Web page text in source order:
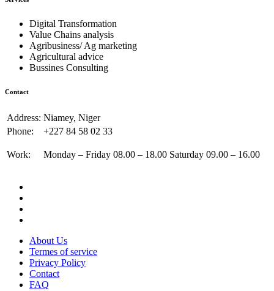
Digital Transformation
Value Chains analysis
Agribusiness/ Ag marketing
Agricultural advice
Bussines Consulting
Contact
Address: Niamey, Niger
Phone:
+227 84 58 02 33
Work: Monday – Friday 08.00 – 18.00 Saturday 09.00 – 16.00
About Us
Termes of service
Privacy Policy
Contact
FAQ